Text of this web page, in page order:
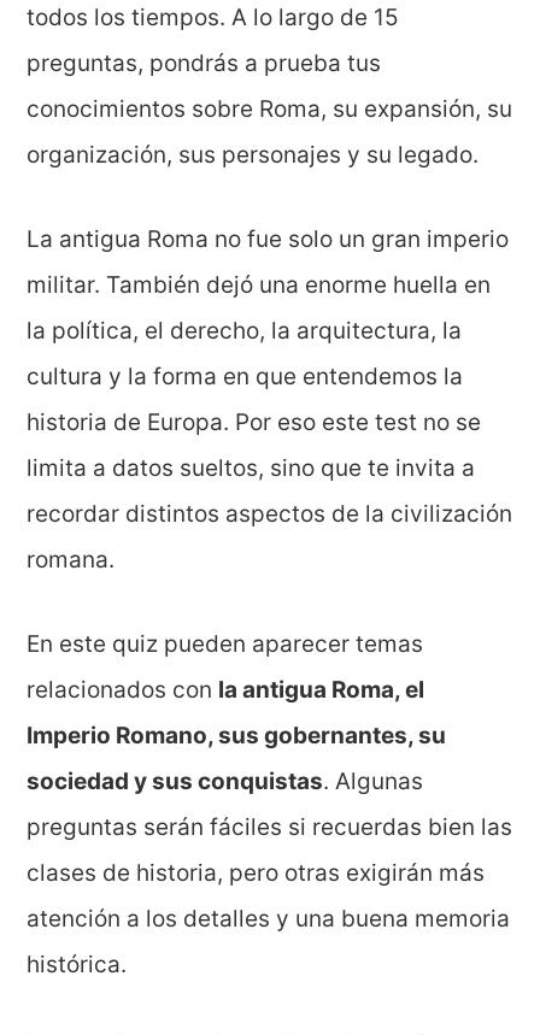
todos los tiempos. A lo largo de 15
preguntas, pondrás a prueba tus
conocimientos sobre Roma, su expansión, su
organización, sus personajes y su legado.
La antigua Roma no fue solo un gran imperio
militar. También dejó una enorme huella en
la política, el derecho, la arquitectura, la
cultura y la forma en que entendemos la
historia de Europa. Por eso este test no se
limita a datos sueltos, sino que te invita a
recordar distintos aspectos de la civilización
romana.
En este quiz pueden aparecer temas
relacionados con la antigua Roma, el
Imperio Romano, sus gobernantes, su
sociedad y sus conquistas. Algunas
preguntas serán fáciles si recuerdas bien las
clases de historia, pero otras exigirán más
atención a los detalles y una buena memoria
histórica.